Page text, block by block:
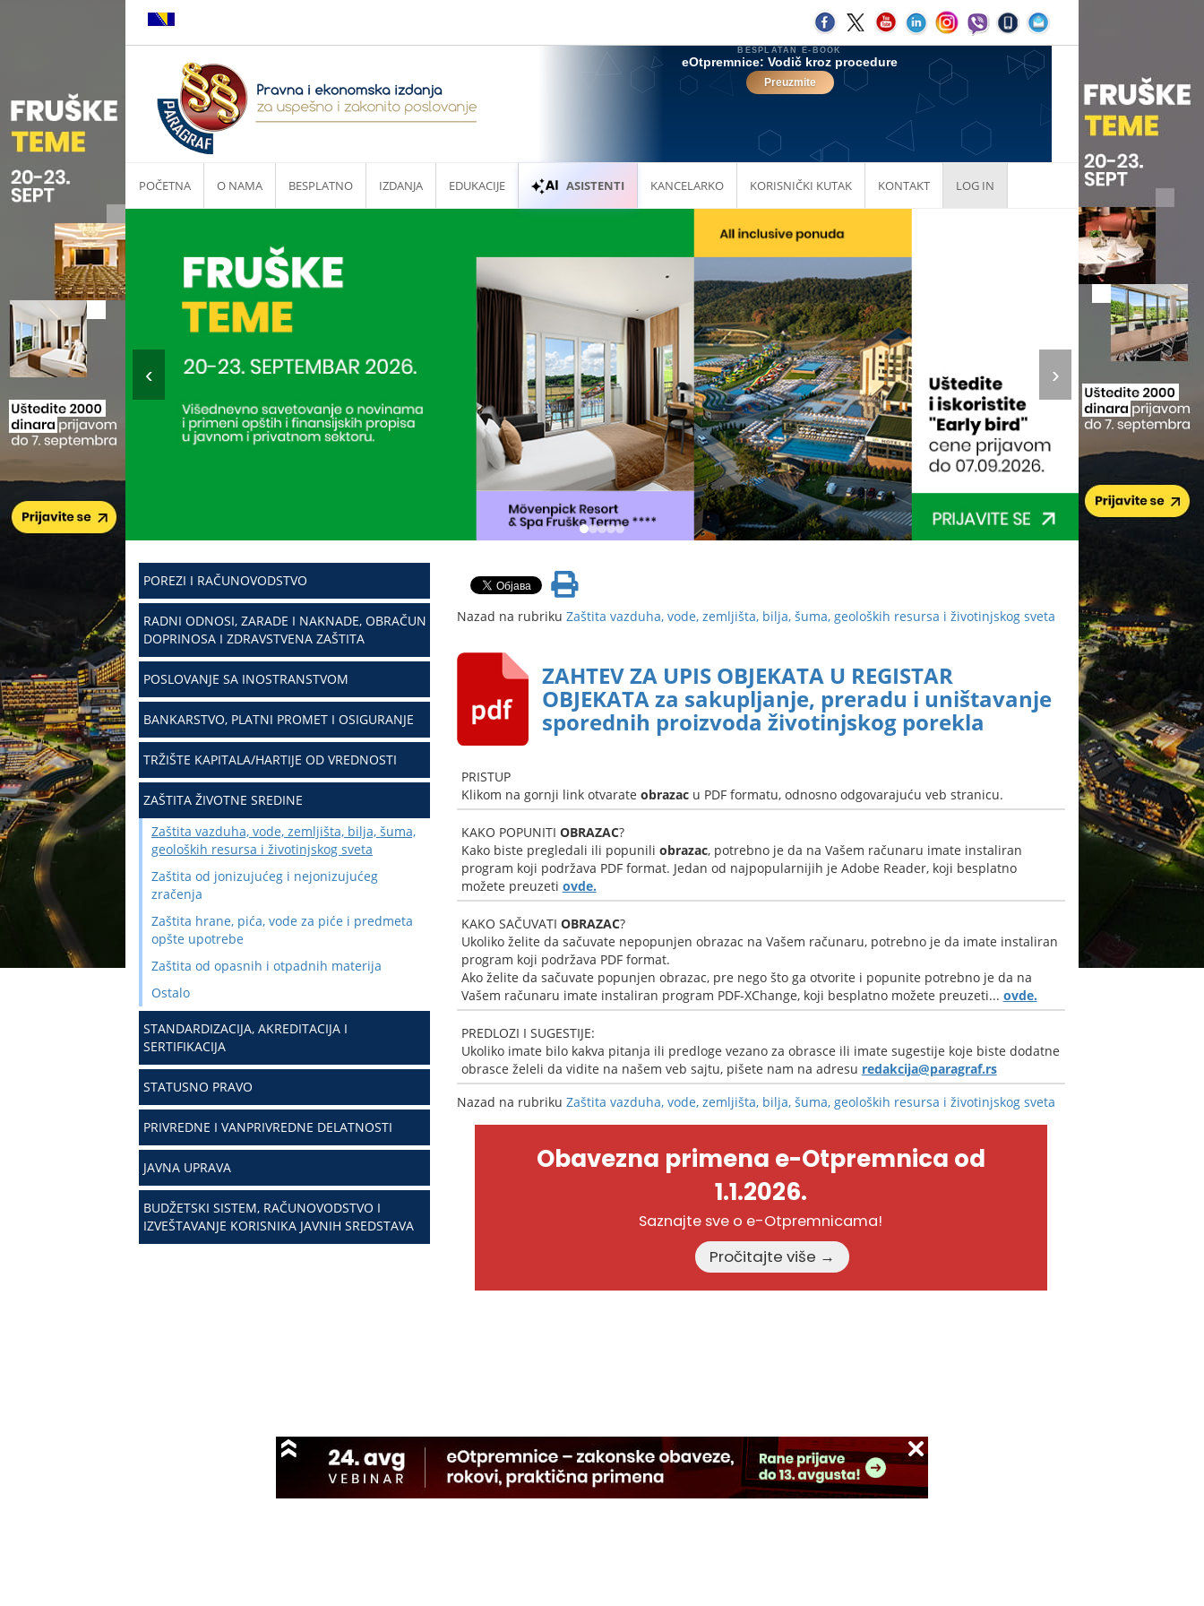
POČETNA O NAMA BESPLATNO IZDANJA EDUKACIJE ASISTENTI KANCELARKO KORISNIČKI KUTAK KONTAKT LOG IN
POREZI I RAČUNOVODSTVO
RADNI ODNOSI, ZARADE I NAKNADE, OBRAČUN
DOPRINOSA I ZDRAVSTVENA ZAŠTITA
POSLOVANJE SA INOSTRANSTVOM
BANKARSTVO, PLATNI PROMET I OSIGURANJE
TRŽIŠTE KAPITALA/HARTIJE OD VREDNOSTI
ZAŠTITA ŽIVOTNE SREDINE
Zaštita vazduha, vode, zemljišta, bilja, šuma,
geoloških resursa i životinjskog sveta
Zaštita od jonizujućeg i nejonizujućeg
zračenja
Zaštita hrane, pića, vode za piće i predmeta
opšte upotrebe
Zaštita od opasnih i otpadnih materija
Ostalo
STANDARDIZACIJA, AKREDITACIJA I
SERTIFIKACIJA
STATUSNO PRAVO
PRIVREDNE I VANPRIVREDNE DELATNOSTI
JAVNA UPRAVA
BUDŽETSKI SISTEM, RAČUNOVODSTVO I
IZVEŠTAVANJE KORISNIKA JAVNIH SREDSTAVA
Nazad na rubriku Zaštita vazduha, vode, zemljišta, bilja, šuma, geoloških resursa i životinjskog sveta
ZAHTEV ZA UPIS OBJEKATA U REGISTAR
OBJEKATA za sakupljanje, preradu i uništavanje
sporednih proizvoda životinjskog porekla
PRISTUP
Klikom na gornji link otvarate obrazacu PDF formatu, odnosno odgovarajuću veb stranicu.
KAKO POPUNITI OBRAZAC?
Kako biste pregledali ili popunili obrazac, potrebno je da na Vašem računaru imate instaliran
program koji podržava PDF format. Jedan od najpopularnijih je Adobe Reader, koji besplatno
možete preuzeti ovde.
KAKO SAČUVATI OBRAZAC?
Ukoliko želite da sačuvate nepopunjen obrazac na Vašem računaru, potrebno je da imate instaliran
program koji podržava PDF format.
Ako želite da sačuvate popunjen obrazac, pre nego što ga otvorite i popunite potrebno je da na
Vašem računaru imate instaliran program PDF-XChange, koji besplatno možete preuzeti... ovde.
PREDLOZI I SUGESTIJE:
Ukoliko imate bilo kakva pitanja ili predloge vezano za obrasce ili imate sugestije koje biste dodatne
obrasce želeli da vidite na našem veb sajtu, pišete nam na adresu redakcija@paragraf.rs
Nazad na rubriku Zaštita vazduha, vode, zemljišta, bilja, šuma, geoloških resursa i životinjskog sveta
Obavezna primena e-Otpremnica od
1.1.2026.
Saznajte sve o e-Otpremnicama!
Pročitajte više →